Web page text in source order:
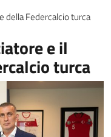
della Federcalcio turca
e il
turca